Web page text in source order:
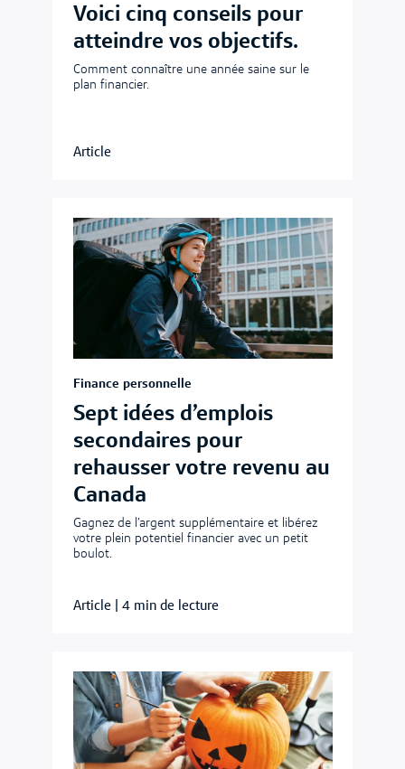
Voici cinq conseils pour
atteindre vos objectifs.
Comment connaître une année saine sur le
plan financier.
Article
Finance personnelle
Sept idées d’emplois
secondaires pour
rehausser votre revenu au
Canada
Gagnez de l’argent supplémentaire et libérez
votre plein potentiel financier avec un petit
boulot.
Article 4 min de lecture